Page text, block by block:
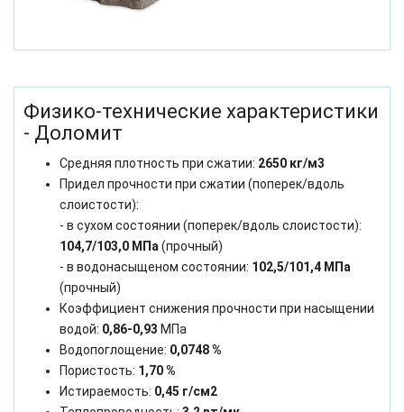
Физико-технические характеристики
- Доломит
Средняя плотность при сжатии: 2650 кг/м3
Придел прочности при сжатии (поперек/вдоль
слоистости):
- в сухом состоянии (поперек/вдоль слоистости):
104,7/103,0 МПа (прочный)
- в водонасыщеном состоянии: 102,5/101,4 МПа
(прочный)
Коэффициент снижения прочности при насыщении
водой: 0,86-0,93 МПа
Водопоглощение: 0,0748 %
Пористость: 1,70 %
Истираемость: 0,45 г/см2